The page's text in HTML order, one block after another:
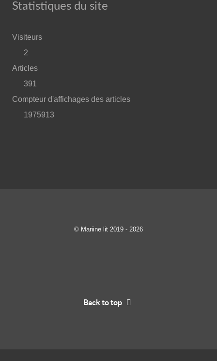
Statistiques du site
Visiteurs
2
Articles
391
Compteur d'affichages des articles
1975913
© Mariine lit 2019 - 2026
Back to top